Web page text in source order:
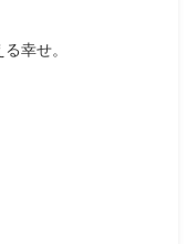
幸せ。